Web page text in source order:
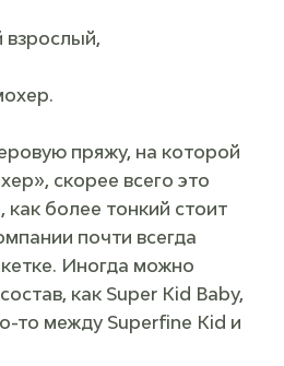
взрослый,
пряжу, на которой
скорее всего это
как более тонкий стоит
почти всегда
Иногда можно
как Super Kid Baby,
то между Superfine Kid и